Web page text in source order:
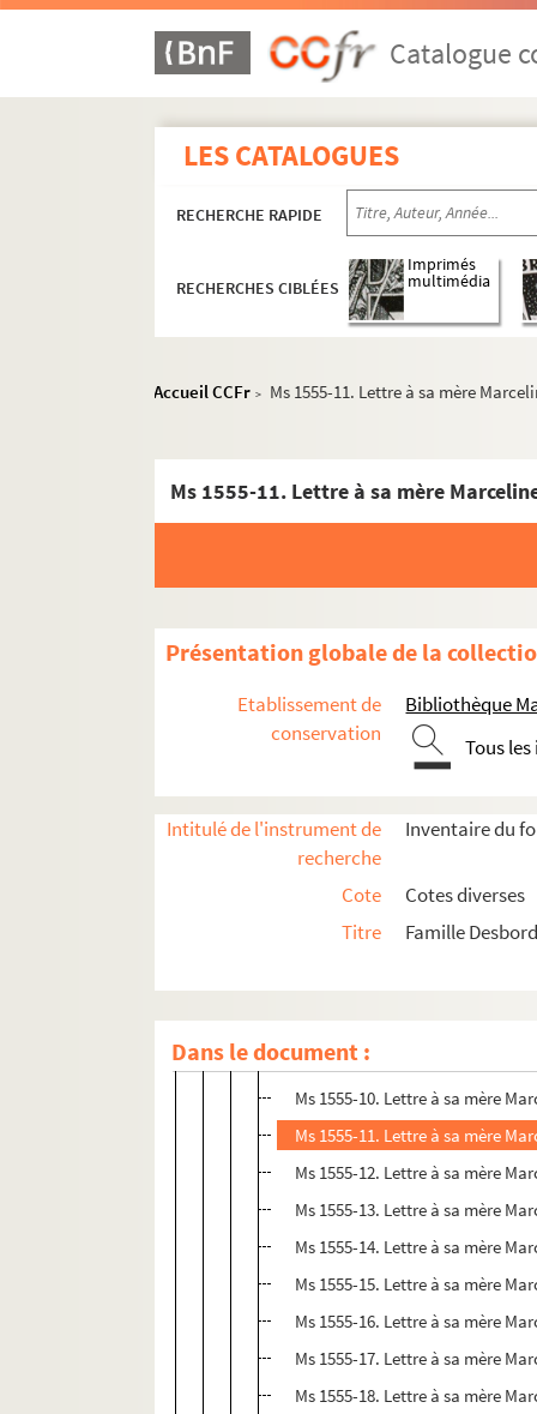
Catalogue
LES CATALOGUES
RECHERCHE RAPIDE
RECHERCHES CIBLÉES
Imprimés
multimédia
Accueil CCFr > Ms 1555-11. Lettre à sa mère
Ms 1555-11. Lettre à sa mère
Présentation globale de la
Etablissement de
conservation
Bibliothèque
Tous
Intitulé de l'instrument de
recherche
Inventaire du
Cote
Cotes diverses
Titre
Famille
Dans le document :
Hippolyte Valmore
Oeuvres
Correspondance
Ms 1542-1-89. Copie de lettre
Ms 1555. Ondine Valmore. Lettres
Ms 1555-1. Lettre à sa mère
Ms 1555-3. Lettre à sa mère
Ms 1555-9. Lettre à sa mère
Ms 1555-10. Lettre à sa mère
Ms 1555-11. Lettre à sa mère
Ms 1555-12. Lettre à sa mère
Ms 1555-13. Lettre à sa mère
Ms 1555-14. Lettre à sa mère
Ms 1555-15. Lettre à sa mère
Ms 1555-16. Lettre à sa mère
Ms 1555-17. Lettre à sa mère
Ms 1555-18. Lettre à sa mère